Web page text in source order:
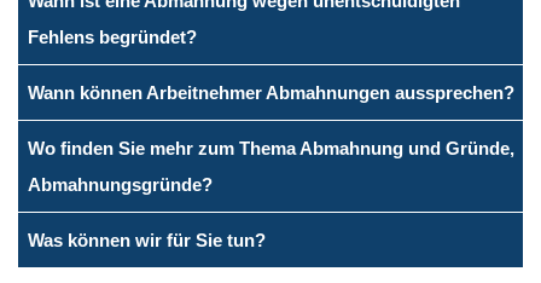
Fehlens begründet?
Wann können Arbeitnehmer Abmahnungen aussprechen?
Wo finden Sie mehr zum Thema Abmahnung und Gründe,
Abmahnungsgründe?
Was können wir für Sie tun?